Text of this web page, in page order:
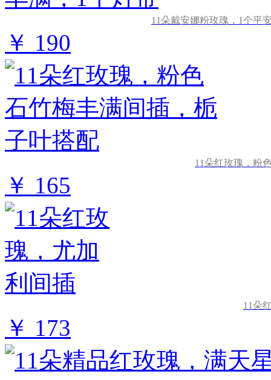
11朵戴安娜粉玫瑰，1个平
￥ 190
11朵红玫瑰，粉
￥ 165
11朵
￥ 173